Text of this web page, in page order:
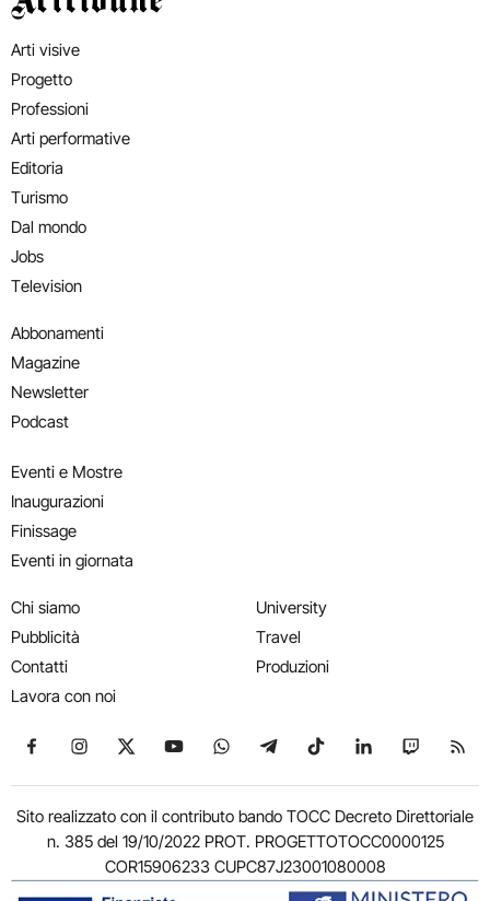
Arti visive
Progetto
Professioni
Arti performative
Editoria
Turismo
Dal mondo
Jobs
Television
Abbonamenti
Magazine
Newsletter
Podcast
Eventi e Mostre
Inaugurazioni
Finissage
Eventi in giornata
Chi siamo
Pubblicità
Contatti
Lavora con noi
University
Travel
Produzioni
Seguici su Facebook
Seguici su Instagram
Seguici su X
Seguici su YouTube
Seguici su WhatsApp
Seguici su Telegram
Seguici su TikTok
Seguici su
Seguici
Sito realizzato con il contributo bando TOCC Decreto Direttoriale
n. 385 del 19/10/2022 PROT. PROGETTOTOCC0000125
COR15906233 CUPC87J23001080008